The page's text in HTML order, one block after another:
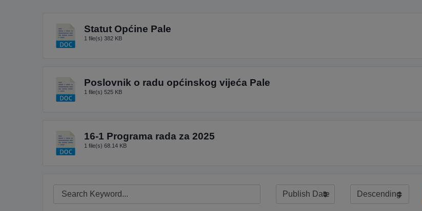
Statut Općine Pale
1 file(s) 382 KB
Poslovnik o radu općinskog vijeća Pale
1 file(s) 525 KB
16-1 Programa rada za 2025
1 file(s) 68.14 KB